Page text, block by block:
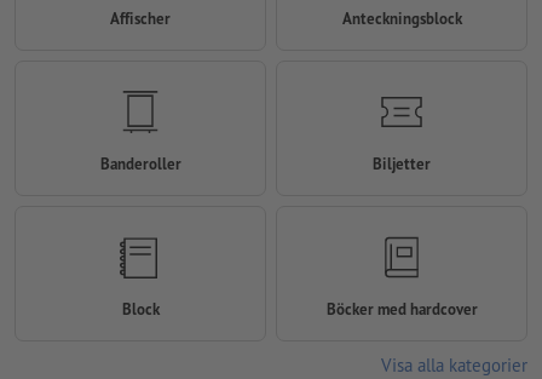
Affischer Anteckningsblock
Banderoller Biljetter
Block Böcker med hardcover
Visa alla kategorier